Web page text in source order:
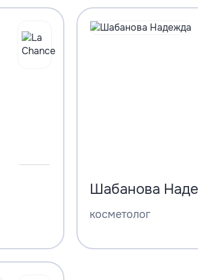
Шабанова
косметолог